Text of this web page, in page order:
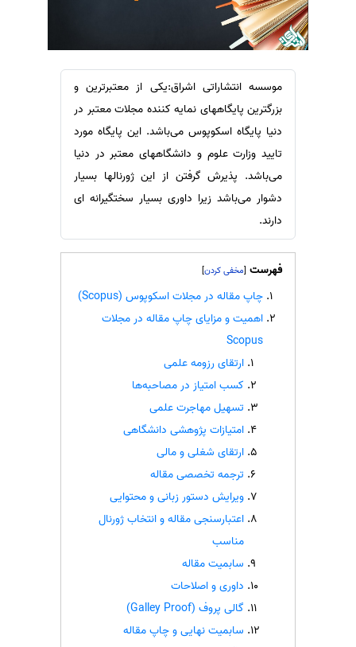
ترجمه عربی به فارسی
مشاهده همه زبان ها
سفارش ویرایش
سفارش پارافریز
سفارش فرمت‌بندی
سفارش کاهش کمیت
سفارش معرفی مجله
سفارش معرفی مقاله
سفارش معرفی کتاب
سفارش چکیده مبسوط
سفارش ترجمه مولتی‌مدیا
سفارش گویندگی
سفارش تولید محتوا
سفارش ترجمه همزمان
سفارش چکیده گرافیکی
سفارش تهیه کاورلتر
سفارش انگیزه‌نامه‌SOP
موسسه انتشاراتی اشراق:یکی از معتبرترین و
بزرگترین پایگاههای نمایه کننده مجلات معتبر در
دنیا پایگاه اسکوپوس می‌باشد. این پایگاه مورد
تایید وزارت علوم و دانشگاههای معتبر در دنیا
می‌باشد. پذیرش گرفتن از این ژورنالها بسیار
دشوار می‌باشد زیرا داوری بسیار سختگیرانه ای
دارند.
فهرست [
]
چاپ مقاله در مجلات اسکوپوس (Scopus)
اهمیت و مزایای چاپ مقاله در مجلات
Scopus
ارتقای رزومه علمی
کسب امتیاز در مصاحبه‌ها
تسهیل مهاجرت علمی
امتیازات پژوهشی دانشگاهی
ارتقای شغلی و مالی
ترجمه تخصصی مقاله
ویرایش دستور زبانی و محتوایی
اعتبارسنجی مقاله و انتخاب ژورنال
مناسب
سابمیت مقاله
داوری و اصلاحات
گالی پروف (Galley Proof)
سابمیت نهایی و چاپ مقاله